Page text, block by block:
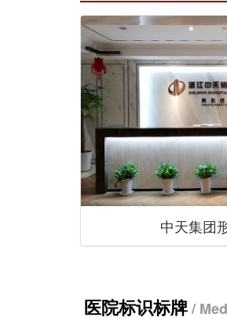
中天集团
医院标识标牌/